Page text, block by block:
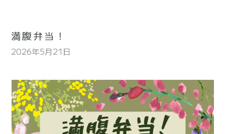
満腹弁当！
2026年5月21日